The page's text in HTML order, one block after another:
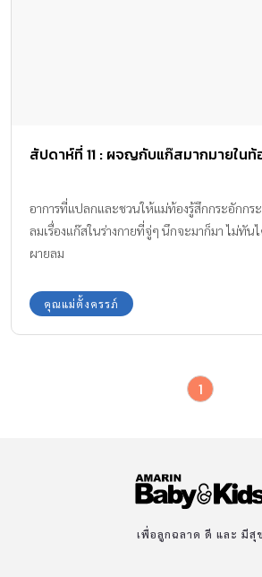
สัปดาห์ที่ 11 : ผจญกับแก๊สมากมายในท้
อาการที่แปลกและชวนให้แม่ท้องรู้สึกกระอักกร
ลมเรื่องแก๊สในร่างกายที่จู่ๆ นึกจะมาก็มา ไม่ทัน
ผายลม
คุณแม่ตั้งครรภ์
1
เพื่อลูกฉลาด ดี และ มีสุข